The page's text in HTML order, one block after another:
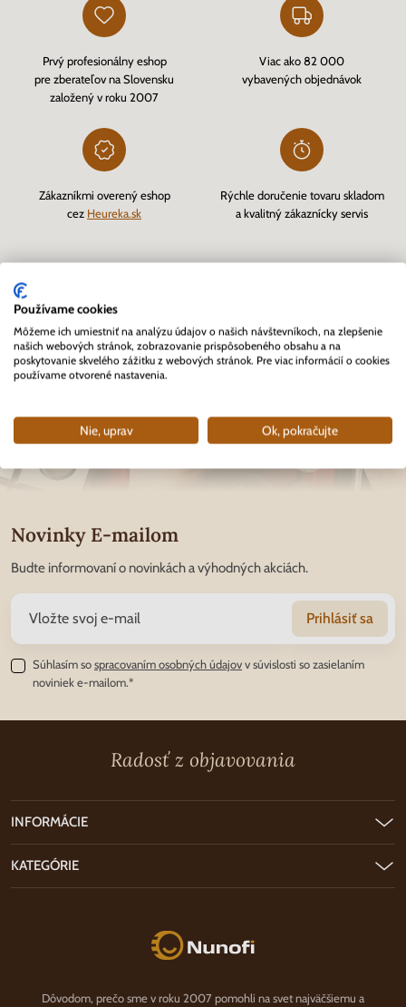
Prvý profesionálny eshop
pre zberateľov na Slovensku
založený v roku 2007
Viac ako 82 000
vybavených objednávok
Zákazníkmi overený eshop
cez Heureka.sk
Rýchle doručenie tovaru skladom
a kvalitný zákaznícky servis
Novinky E-mailom
Budte informovaní o novinkách a výhodných akciách.
Prihlásiť sa
Súhlasím sospracovaním osobných údajovv súvislosti so zasielaním
noviniek e-mailom.*
Radosť z objavovania
Nunofi.sk
Dôvodom, prečo sme v roku 2007 pomohli na svet najväčšiemu a
INFORMÁCIE
KATEGÓRIE
Používame cookies
Môžeme ich umiestniť na analýzu údajov o našich návštevníkoch, na zlepšenie
našich webových stránok, zobrazovanie prispôsobeného obsahu a na
poskytovanie skvelého zážitku z webových stránok. Pre viac informácií o cookies
používame otvorené nastavenia.
Nie, uprav Ok, pokračujte